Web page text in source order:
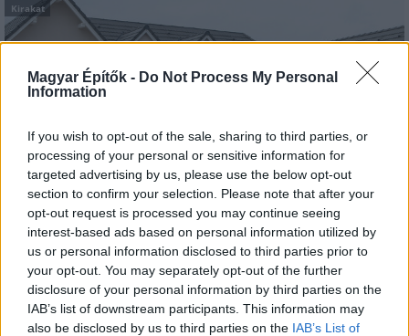
Magyar Építők - Do Not Process My Personal
Information
If you wish to opt-out of the sale, sharing to third parties, or
processing of your personal or sensitive information for
targeted advertising by us, please use the below opt-out
section to confirm your selection. Please note that after your
opt-out request is processed you may continue seeing
interest-based ads based on personal information utilized by
us or personal information disclosed to third parties prior to
your opt-out. You may separately opt-out of the further
disclosure of your personal information by third parties on the
IAB’s list of downstream participants. This information may
also be disclosed by us to third parties on the IAB’s List of
Kirakat
Tető, ami évtizedeken át gondoskodik a családról